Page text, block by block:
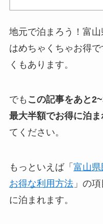
地元で泊まろう！富
はめちゃくちゃお得
くもあります。
でも この記事をあと
最大半額でお得に泊
てください。
もっといえば「 富山
お得な利用方法」の
に泊まれます。